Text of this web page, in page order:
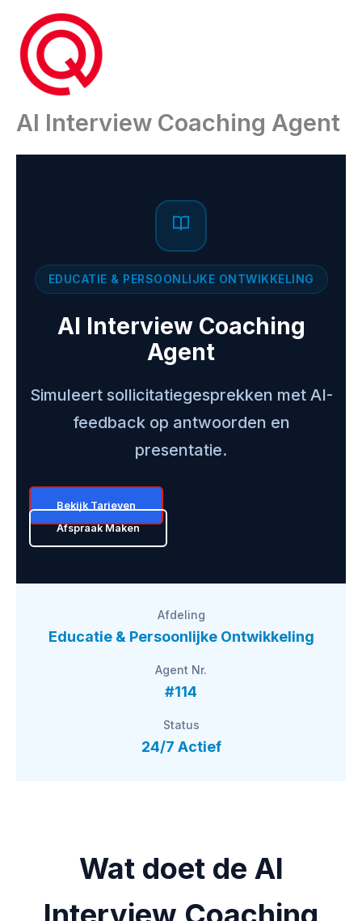
inhoud
AI Interview Coaching Agent
EDUCATIE & PERSOONLIJKE ONTWIKKELING
AI Interview Coaching
Agent
Simuleert sollicitatiegesprekken met AI-
feedback op antwoorden en
presentatie.
Bekijk Tarieven
Afspraak Maken
Afdeling
Educatie & Persoonlijke Ontwikkeling
Agent Nr.
#114
Status
24/7 Actief
Wat doet de AI